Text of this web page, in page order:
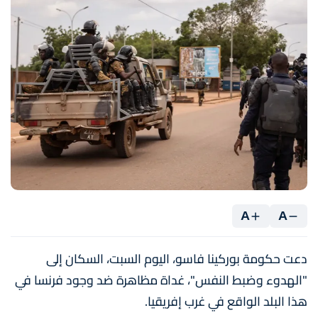
A
A
دعت حكومة بوركينا فاسو، اليوم السبت، السكان إلى
"الهدوء وضبط النفس"، غداة مظاهرة ضد وجود فرنسا في
هذا البلد الواقع في غرب إفريقيا.